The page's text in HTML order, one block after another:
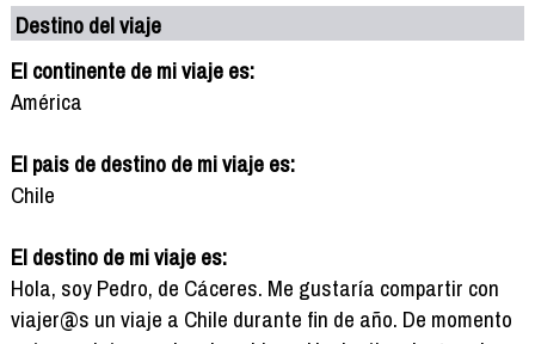
Destino del viaje
El continente de mi viaje es:
América
El pais de destino de mi viaje es:
Chile
El destino de mi viaje es:
Hola, soy Pedro, de Cáceres. Me gustaría compartir con
viajer@s un viaje a Chile durante fin de año. De momento